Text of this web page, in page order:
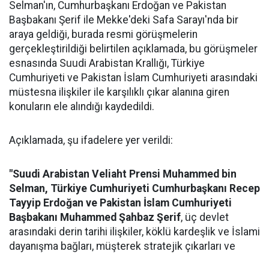
Selman'ın, Cumhurbaşkanı Erdoğan ve Pakistan
Başbakanı Şerif ile Mekke'deki Safa Sarayı'nda bir
araya geldiği, burada resmi görüşmelerin
gerçekleştirildiği belirtilen açıklamada, bu görüşmeler
esnasında Suudi Arabistan Krallığı, Türkiye
Cumhuriyeti ve Pakistan İslam Cumhuriyeti arasındaki
müstesna ilişkiler ile karşılıklı çıkar alanına giren
konuların ele alındığı kaydedildi.
Açıklamada, şu ifadelere yer verildi:
"Suudi Arabistan Veliaht Prensi Muhammed bin
Selman, Türkiye Cumhuriyeti Cumhurbaşkanı Recep
Tayyip Erdoğan ve Pakistan İslam Cumhuriyeti
Başbakanı Muhammed Şahbaz Şerif, üç devlet
arasındaki derin tarihi ilişkiler, köklü kardeşlik ve İslami
dayanışma bağları, müşterek stratejik çıkarları ve